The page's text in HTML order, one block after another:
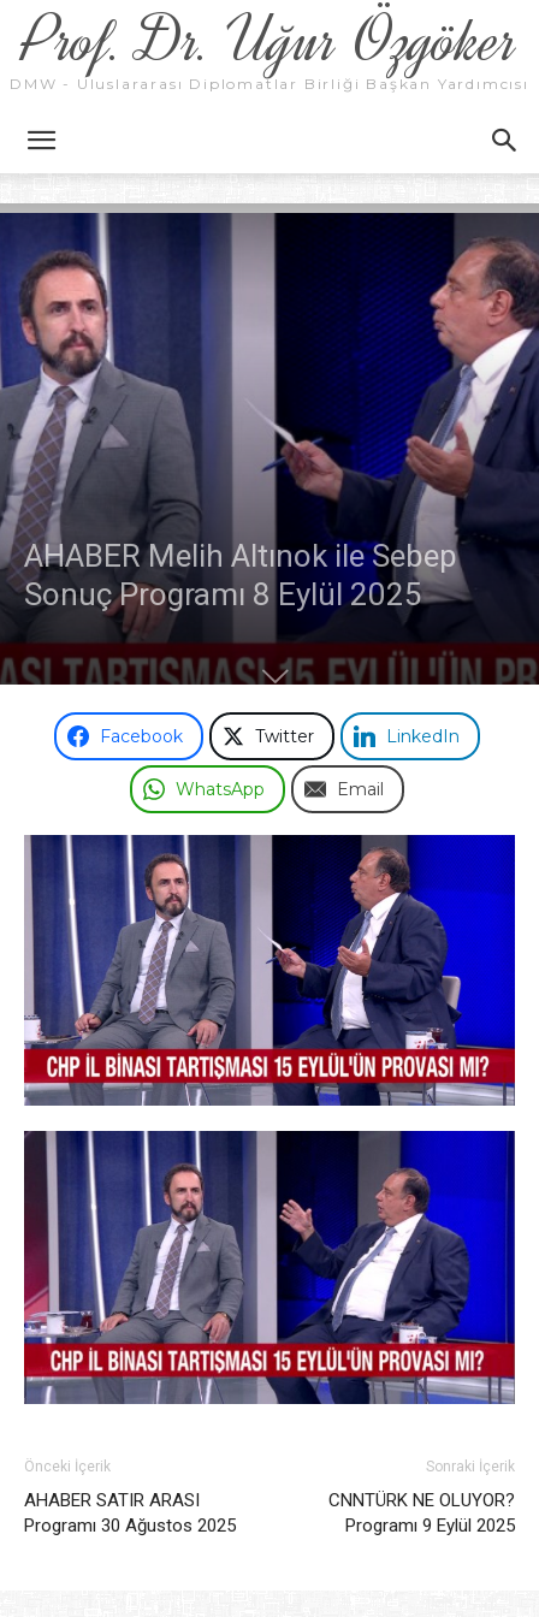
Prof. Dr. Uğur Özgöker
DMW - Uluslararası Diplomatlar Birliği Başkan Yardımcısı
AHABER Melih Altınok ile Sebep
Sonuç Programı 8 Eylül 2025
Facebook Twitter LinkedIn
WhatsApp Email
Önceki İçerik
AHABER SATIR ARASI
Programı 30 Ağustos 2025
Sonraki İçerik
CNNTÜRK NE OLUYOR?
Programı 9 Eylül 2025